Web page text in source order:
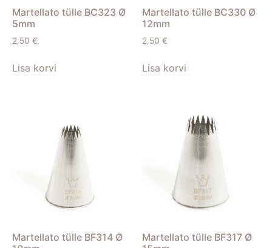
Martellato tülle BC323 Ø
5mm
2,50 €
Lisa korvi
Martellato tülle BC330 Ø
12mm
2,50 €
Lisa korvi
Martellato tülle BF314 Ø
Martellato tülle BF317 Ø